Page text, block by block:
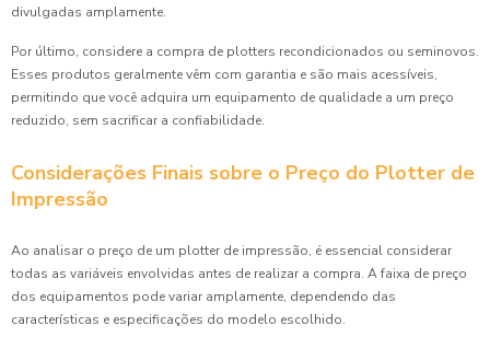
divulgadas amplamente.
Por último, considere a compra de plotters recondicionados ou seminovos.
Esses produtos geralmente vêm com garantia e são mais acessíveis,
permitindo que você adquira um equipamento de qualidade a um preço
reduzido, sem sacrificar a confiabilidade.
Considerações Finais sobre o Preço do Plotter de
Impressão
Ao analisar o preço de um plotter de impressão, é essencial considerar
todas as variáveis envolvidas antes de realizar a compra. A faixa de preço
dos equipamentos pode variar amplamente, dependendo das
características e especificações do modelo escolhido.